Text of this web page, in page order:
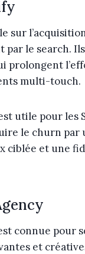
sur
par le search.
prolongent
multi-touch.
utile pour les
le churn par
ciblée et une
connue pour
et